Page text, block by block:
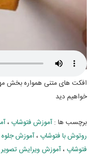
افکت های متنی همواره بخش
خواهیم دید
برچسب ها :آموزش فتوشاپ ،
روتوش با فتوشاپ ،آموزش جلوه
فتوشاپ ،آموزش ويرايش تصوير